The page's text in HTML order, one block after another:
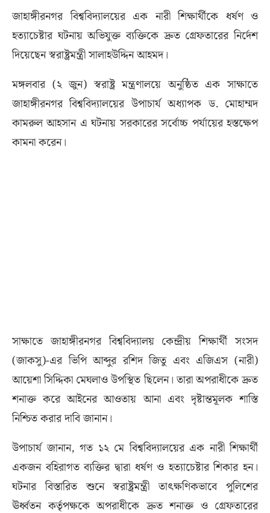
জাহাঙ্গীরনগর বিশ্ববিদ্যালয়ের এক নারী শিক্ষার্থীকে ধর্ষণ ও
হত্যাচেষ্টার ঘটনায় অভিযুক্ত ব্যক্তিকে দ্রুত গ্রেফতারের নির্দেশ
দিয়েছেন স্বরাষ্ট্রমন্ত্রী সালাহউদ্দিন আহমদ।
মঙ্গলবার (২ জুন) স্বরাষ্ট্র মন্ত্রণালয়ে অনুষ্ঠিত এক সাক্ষাতে
জাহাঙ্গীরনগর বিশ্ববিদ্যালয়ের উপাচার্য অধ্যাপক ড. মোহাম্মদ
কামরুল আহসান এ ঘটনায় সরকারের সর্বোচ্চ পর্যায়ের হস্তক্ষেপ
কামনা করেন।
সাক্ষাতে জাহাঙ্গীরনগর বিশ্ববিদ্যালয় কেন্দ্রীয় শিক্ষার্থী সংসদ
(জাকসু)-এর ভিপি আব্দুর রশিদ জিতু এবং এজিএস (নারী)
আয়েশা সিদ্দিকা মেঘলাও উপস্থিত ছিলেন। তারা অপরাধীকে দ্রুত
শনাক্ত করে আইনের আওতায় আনা এবং দৃষ্টান্তমূলক শাস্তি
নিশ্চিত করার দাবি জানান।
উপাচার্য জানান, গত ১২ মে বিশ্ববিদ্যালয়ের এক নারী শিক্ষার্থী
একজন বহিরাগত ব্যক্তির দ্বারা ধর্ষণ ও হত্যাচেষ্টার শিকার হন।
ঘটনার বিস্তারিত শুনে স্বরাষ্ট্রমন্ত্রী তাৎক্ষণিকভাবে পুলিশের
ঊর্ধ্বতন কর্তৃপক্ষকে অপরাধীকে দ্রুত শনাক্ত ও গ্রেফতারের